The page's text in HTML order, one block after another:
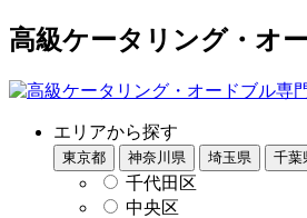
高級ケータリング・オ
エリアから探す
東京都 神奈川県 埼玉県 千葉
千代田区
中央区